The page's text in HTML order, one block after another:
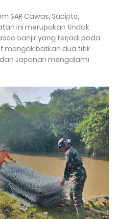
SAR Cawas, Sucipto,
ini merupakan tindak
banjir yang terjadi pada
mengakibatkan dua titik
Japanan mengalami